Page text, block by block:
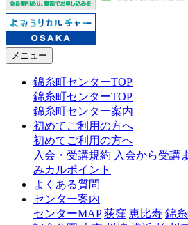
メニュー
錦糸町センターTOP
錦糸町センターTOP
錦糸町センター案内
初めてご利用の方へ
初めてご利用の方へ
入会・受講規約 入会から受講
みカルポイント
よくある質問
センター案内
センターMAP 荻窪 恵比寿 錦